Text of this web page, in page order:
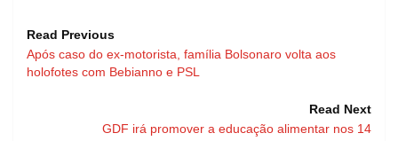
Read Previous
Após caso do ex-motorista, família Bolsonaro volta aos
holofotes com Bebianno e PSL
Read Next
GDF irá promover a educação alimentar nos 14